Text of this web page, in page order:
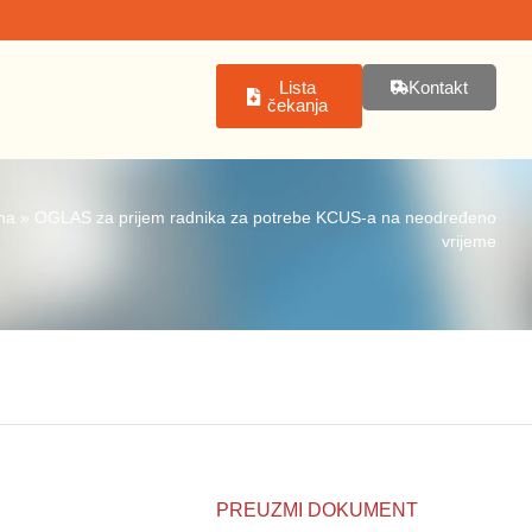
Lista
čekanja
Kontakt
» OGLAS za prijem radnika za potrebe KCUS-a na neodređeno
vrijeme
PREUZMI DOKUMENT